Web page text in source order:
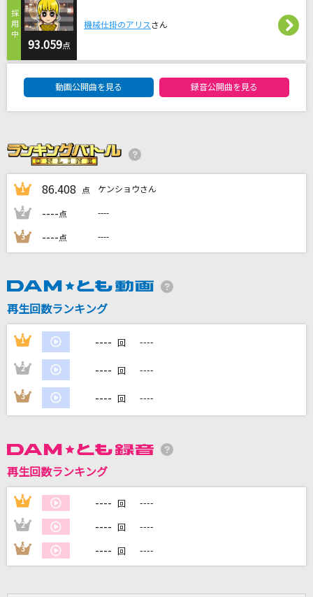
INVOKE-インヴォーク-(ビデオクリップバージョ
ン)
最高到達点(ONE PIECEアニメバージョン)
[生音]世田谷ラブストーリー
back number
Doors ～勇気の軌跡～
嵐(アラシ)
DAMの新曲・ランキングなど
自宅でカラオケ歌い放題！
93.059点
機械仕掛のアリス さん
動画公開曲を見る 録音公開曲を見る
1 86.408 点 ケンショウさん
2 ----点 ----
3 ----点 ----
再生回数ランキング
1 ---- 回 ----
2 ---- 回 ----
3 ---- 回 ----
再生回数ランキング
1 ---- 回 ----
2 ---- 回 ----
3 ---- 回 ----